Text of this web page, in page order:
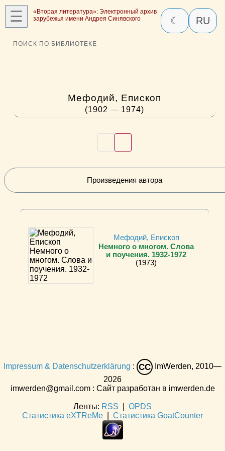
☰
«Вторая литература»: Электронный архив
зарубежья имени Андрея Синявского
☾ RU
ПОИСК ПО БИБЛИОТЕКЕ
Мефодий, Епископ
(1902 — 1974)
Произведения автора
Мефодий, Епископ
Немного о многом. Слова
и поучения. 1932-1972
(1973)
Impressum & Datenschutzerklärung : CC
ImWerden, 2010—
2026
imwerden@gmail.com : Сайт разработан в imwerden.de
Ленты: RSS
OPDS
Статистика eXTReMe
Статистика GoatCounter